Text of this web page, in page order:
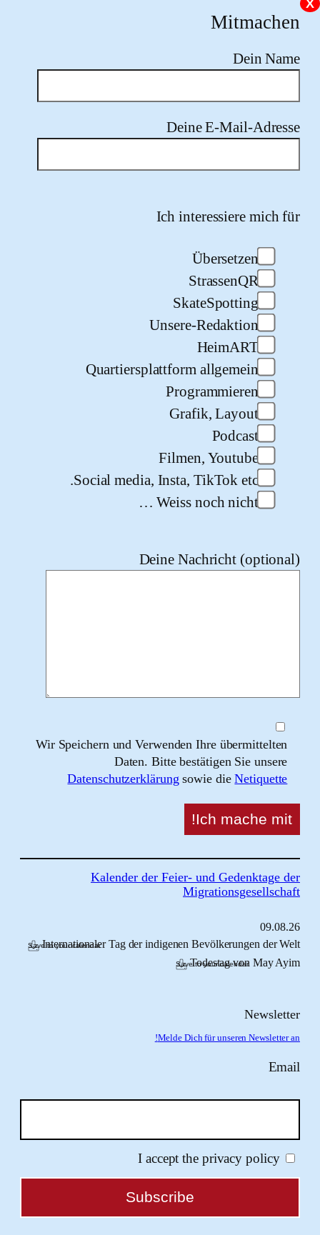
Dein
Deine E-Mail-
Ich interessiere
Übersetzen
StrassenQR
SkateSpotting
Unsere-Redaktion
HeimART
Quartiersplattform allgemein
Programmieren
Grafik, Layout
Podcast
Filmen, Youtube
Social media, Insta, TikTok etc.
Weiss noch nicht …
Deine Nachricht
Wir Speichern und Verwenden Ihre
Daten. Bitte bestätigen Sie
Datenschutzerklärungsowie die
Kalender der Feier- und
Internationaler Tag der indigenen Bevölkerungen
Save to your calendar
Todestag von
Save to your calendar
Melde Dich für unseren